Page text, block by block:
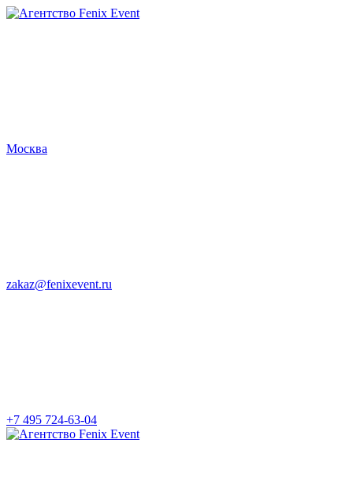
Агентство
Москва
zakaz@fenixevent.ru
+7 495 724-63-04
Агентство